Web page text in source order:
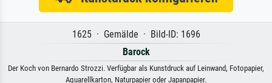
1625 · Gemälde · Bild-ID: 1696
Barock
Der Koch von Bernardo Strozzi. Verfügbar als Kunstdruck auf Leinwand, Fotopapier,
Aquarellkarton, Naturpapier oder Japanpapier.